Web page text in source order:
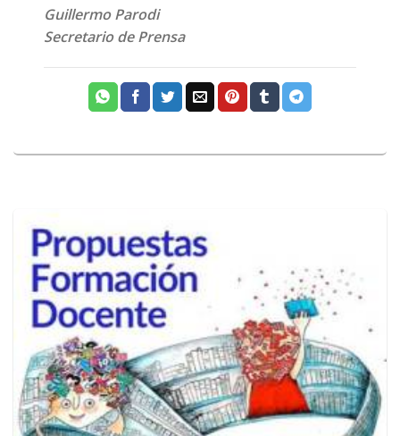
Guillermo Parodi
Secretario de Prensa